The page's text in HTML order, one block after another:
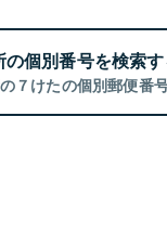
の個別番号を検索
７けたの個別郵便番